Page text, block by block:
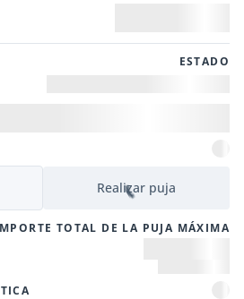
ESTADO
Realizar puja
TOTAL DE LA PUJA MÁXIMA